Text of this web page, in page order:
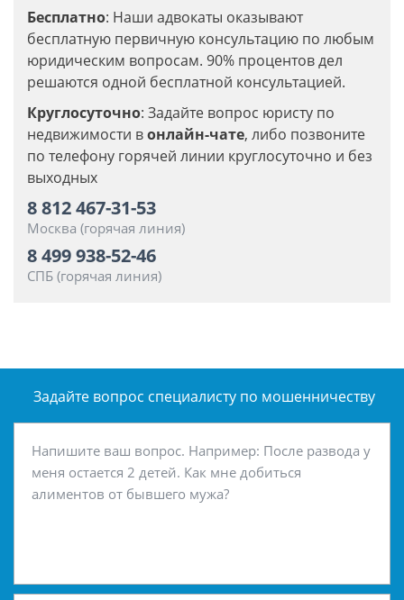
Бесплатно: Наши адвокаты оказывают
бесплатную первичную консультацию по любым
юридическим вопросам. 90% процентов дел
решаются одной бесплатной консультацией.
Круглосуточно: Задайте вопрос юристу по
недвижимости вонлайн-чате, либо позвоните
по телефону горячей линии круглосуточно и без
выходных
8 812 467-31-53
Москва (горячая линия)
8 499 938-52-46
СПБ (горячая линия)
Задайте вопрос специалисту по мошенничеству